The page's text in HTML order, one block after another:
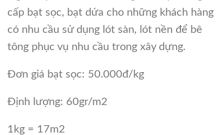
cấp bạt sọc, bạt dứa cho những khách hàng
có nhu cầu sử dụng lót sàn, lót nền để bê
tông phục vụ nhu cầu trong xây dựng.
Đơn giá bạt sọc: 50.000đ/kg
Định lượng: 60gr/m2
1kg = 17m2